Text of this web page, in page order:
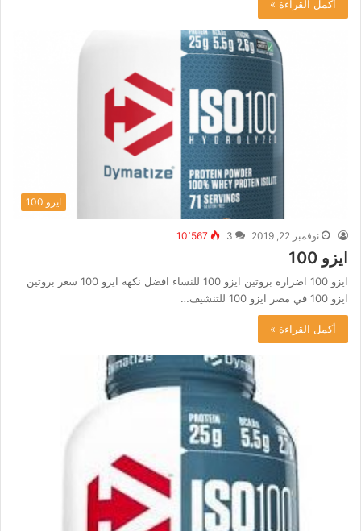
أكمل القراءة »
ايزو 100
نوفمبر 22, 2019 3 10٬567
ايزو 100
ايزو 100 اضراره بروتين ايزو 100 للنساء افضل نكهة ايزو 100 سعر بروتين
ايزو 100 في مصر ايزو 100 للتنشيف…
أكمل القراءة »